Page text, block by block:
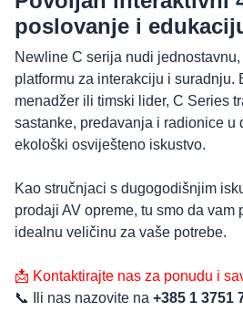
poslovanje i
Newline C serija nudi
platformu za interakciju i suradnju.
menadžer ili timski lider, C Series
sastanke, predavanja i radionice u
ekološki osviješteno iskustvo.
Kao stručnjaci s dugogodišnjim
prodaji AV opreme, tu smo da vam
idealnu veličinu za vaše potrebe.
📩 Kontaktirajte nas za ponudu i
📞 Ili nas nazovite na +385 1 3751